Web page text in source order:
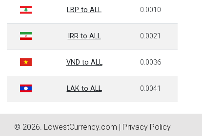
LBP to ALL 0.0010
IRR to ALL 0.0021
VND to ALL 0.0036
LAK to ALL 0.0041
© 2026. LowestCurrency.com | Privacy Policy